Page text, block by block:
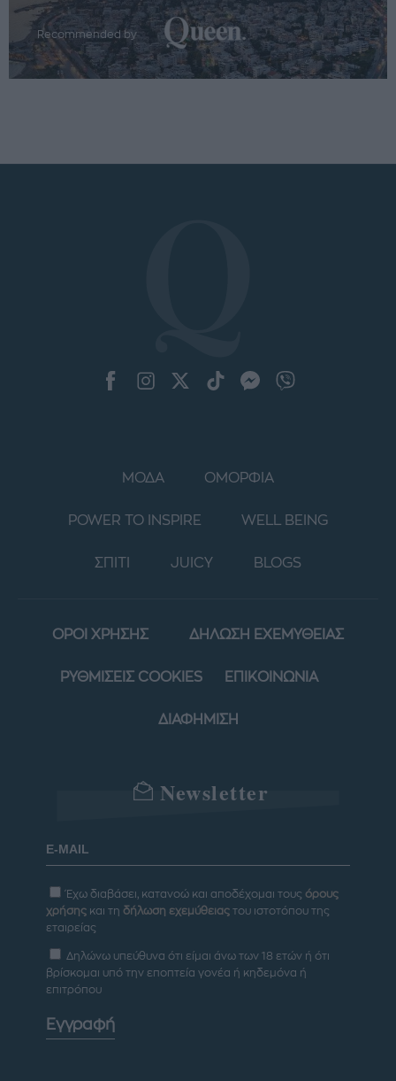
Recommended by
ΜΟΔΑ ΟΜΟΡΦΙΑ
POWER TO INSPIRE WELL BEING
ΣΠΙΤΙ JUICY BLOGS
ΟΡΟΙ ΧΡΗΣΗΣ ΔΗΛΩΣΗ ΕΧΕΜΥΘΕΙΑΣ
ΡΥΘΜΙΣΕΙΣ COOKIES ΕΠΙΚΟΙΝΩΝΙΑ
ΔΙΑΦΗΜΙΣΗ
Newsletter
Έχω διαβάσει, κατανοώ και αποδέχομαι τους όρους
χρήσης και τη δήλωση εχεμύθειας του ιστοτόπου της
εταιρείας
Δηλώνω υπεύθυνα ότι είμαι άνω των 18 ετών ή ότι
βρίσκομαι υπό την εποπτεία γονέα ή κηδεμόνα ή
επιτρόπου
Εγγραφή